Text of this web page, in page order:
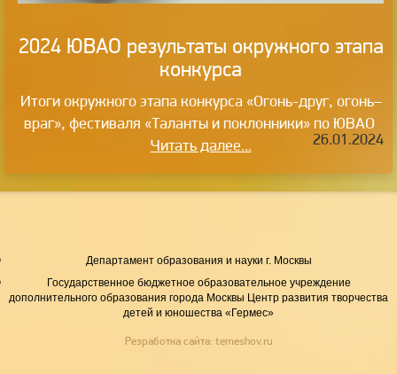
2024 ЮВАО результаты окружного этапа
конкурса
Итоги окружного этапа конкурса «Огонь-друг, огонь–
враг», фестиваля «Таланты и поклонники» по ЮВАО
Читать далее...
26.01.2024
Департамент образования и науки г. Москвы
Государственное бюджетное образовательное учреждение
дополнительного образования города Москвы Центр развития творчества
детей и юношества «Гермес»
Резработка сайта: temeshov.ru